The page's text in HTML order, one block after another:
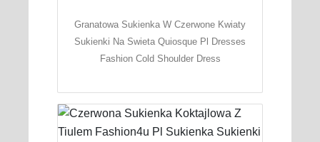
Granatowa Sukienka W Czerwone Kwiaty
Sukienki Na Swieta Quiosque Pl Dresses
Fashion Cold Shoulder Dress